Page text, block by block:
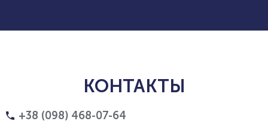
КОНТАКТЫ
+38 (098) 468-07-64